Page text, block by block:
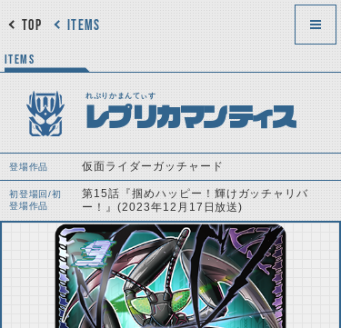
ITEMS
TOP
ITEMS
れぷりかまんてぃす
レプリカマンティス
登場作品 仮面ライダーガッチャード
初登場回/初
登場作品
第15話『掴めハッピー！輝けガッチャリバ
ー！』(2023年12月17日放送)